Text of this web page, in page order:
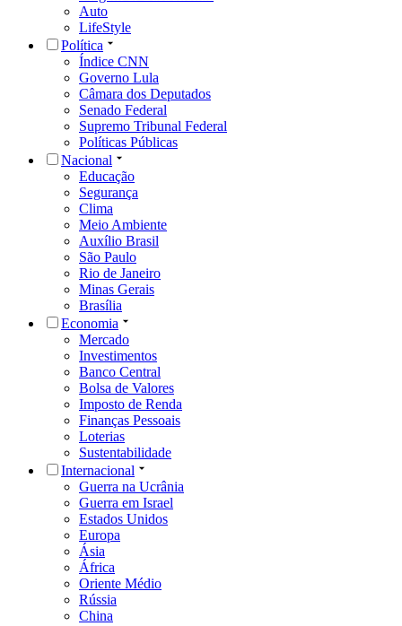
Auto
LifeStyle
Política
Índice CNN
Governo Lula
Câmara dos Deputados
Senado Federal
Supremo Tribunal Federal
Políticas Públicas
Nacional
Educação
Segurança
Clima
Meio Ambiente
Auxílio Brasil
São Paulo
Rio de Janeiro
Minas Gerais
Brasília
Economia
Mercado
Investimentos
Banco Central
Bolsa de Valores
Imposto de Renda
Finanças Pessoais
Loterias
Sustentabilidade
Internacional
Guerra na Ucrânia
Guerra em Israel
Estados Unidos
Europa
Ásia
África
Oriente Médio
Rússia
China